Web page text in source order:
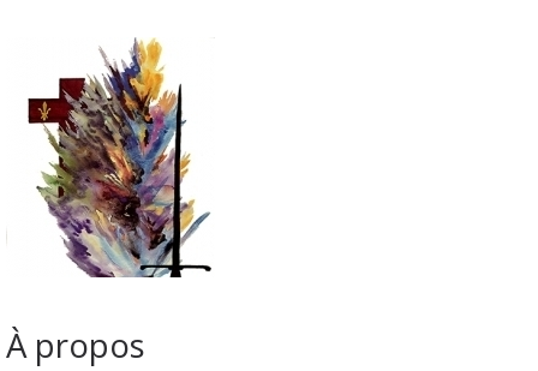
À propos